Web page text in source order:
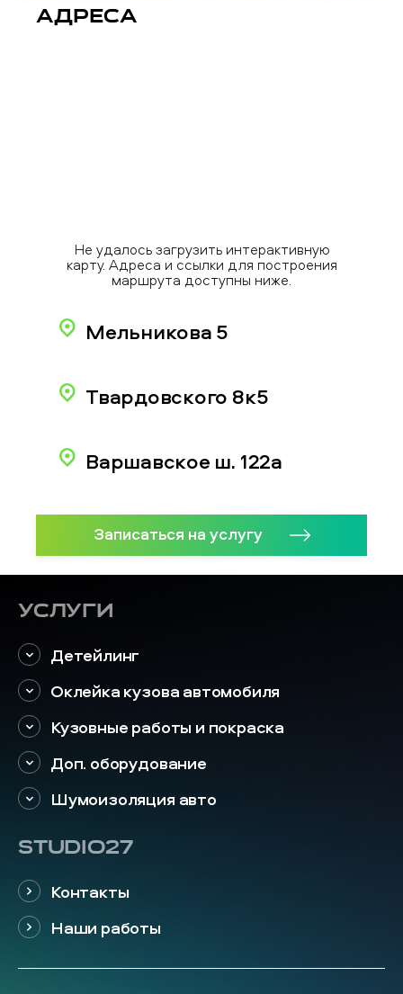
Адреса
Не удалось загрузить интерактивную
карту. Адреса и ссылки для построения
маршрута доступны ниже.
Мельникова 5
Твардовского 8к5
Варшавское ш. 122а
Записаться на услугу
Услуги
Детейлинг
Оклейка кузова автомобиля
Кузовные работы и покраска
Доп. оборудование
Шумоизоляция авто
STUDIO27
Контакты
Наши работы